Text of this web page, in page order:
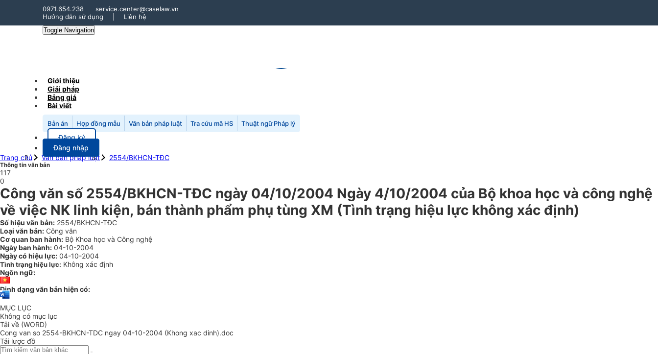
0971.654.238
service.center@caselaw.vn
Hướng dẫn sử dụng
Liên hệ
Toggle Navigation
Giới thiệu
Giải pháp
Bảng giá
Bài viết
Bản án Hợp đồng mẫu Văn bản pháp luật Tra cứu mã HS Thuật ngữ Pháp lý
Đăng ký
Đăng nhập
Trang chủ
Văn bản pháp luật 2554/BKHCN-TĐC
Thông tin văn bản
117
0
Công văn số 2554/BKHCN-TĐC ngày 04/10/2004 Ngày 4/10/2004 của Bộ khoa học và công nghệ
về việc NK linh kiện, bán thành phẩm phụ tùng XM (Tình trạng hiệu lực không xác định)
Số hiệu văn bản: 2554/BKHCN-TĐC
Loại văn bản: Công văn
Cơ quan ban hành: Bộ Khoa học và Công nghệ
Ngày ban hành: 04-10-2004
Ngày có hiệu lực: 04-10-2004
Tình trạng hiệu lực: Không xác định
Ngôn ngữ:
Định dạng văn bản hiện có:
MỤC LỤC
Không có mục lục
Tải về (WORD)
Cong van so 2554-BKHCN-TDC ngay 04-10-2004 (Khong xac dinh).doc
Tải lược đồ